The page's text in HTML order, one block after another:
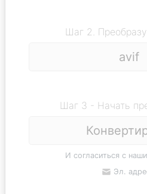
Шаг 2.
Шаг 3 - Начать
И согласиться с
Эл.